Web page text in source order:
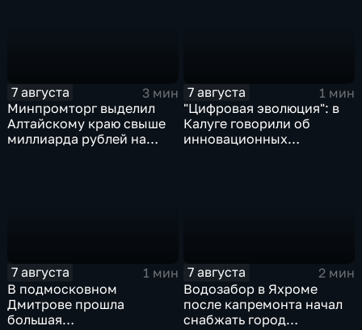
7 августа
3 мин
Минпромторг выделил
Алтайскому краю свыше
миллиарда рублей на
7 августа
1 мин
"Цифровая эволюция": в
Калуге говорили об
инновационных
7 августа
1 мин
В подмосковном
Дмитрове прошла
большая
7 августа
2 мин
Водозабор в Яхроме
после капремонта начал
снабжать город